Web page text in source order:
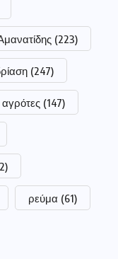
(223)
(247)
αγρότες (147)
ρεύμα (61)